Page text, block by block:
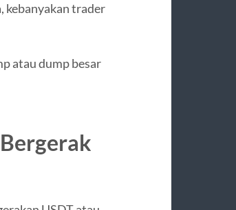
kebanyakan trader
atau dump besar